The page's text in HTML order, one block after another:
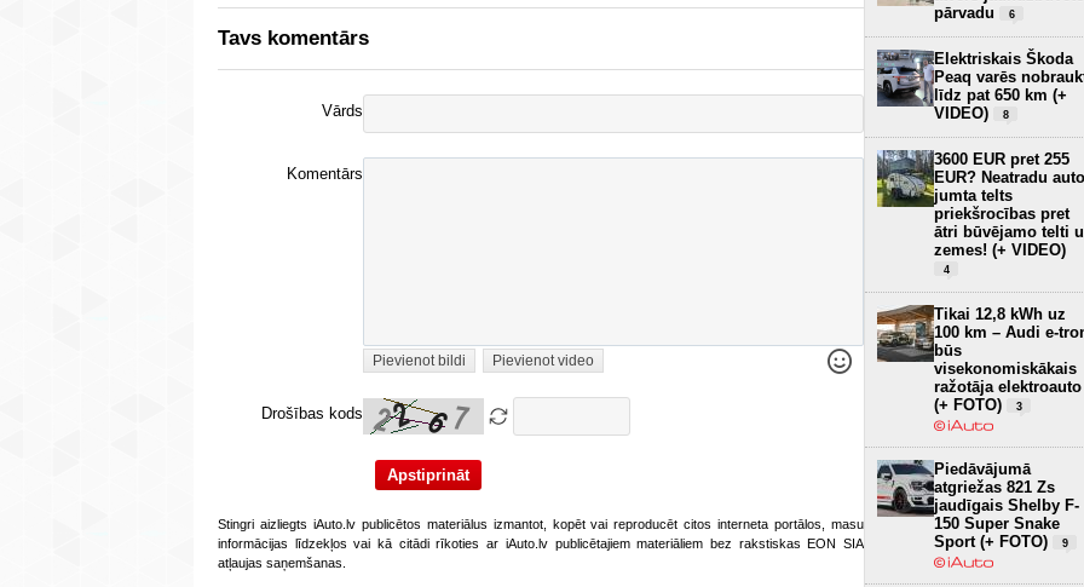
Tavs komentārs
Vārds
Komentārs
Pievienot bildi Pievienot video
Drošības kods
Stingri aizliegts iAuto.lv publicētos materiālus izmantot, kopēt vai reproducēt citos interneta portālos, masu
informācijas līdzekļos vai kā citādi rīkoties ar iAuto.lv publicētajiem materiāliem bez rakstiskas EON SIA
atļaujas saņemšanas.
pārvadu
6
Elektriskais Škoda
Peaq varēs
līdz pat 650 km (+
VIDEO)
8
3600 EUR pret 255
EUR? Neatradu auto
jumta telts
priekšrocības pret
ātri būvējamo telti
zemes! (+ VIDEO)
4
Tikai 12,8 kWh uz
100 km – Audi e-
būs
visekonomiskākais
ražotāja elektroauto
(+ FOTO)
3
Piedāvājumā
atgriežas 821 Zs
jaudīgais Shelby F-
150 Super Snake
Sport (+ FOTO)
9